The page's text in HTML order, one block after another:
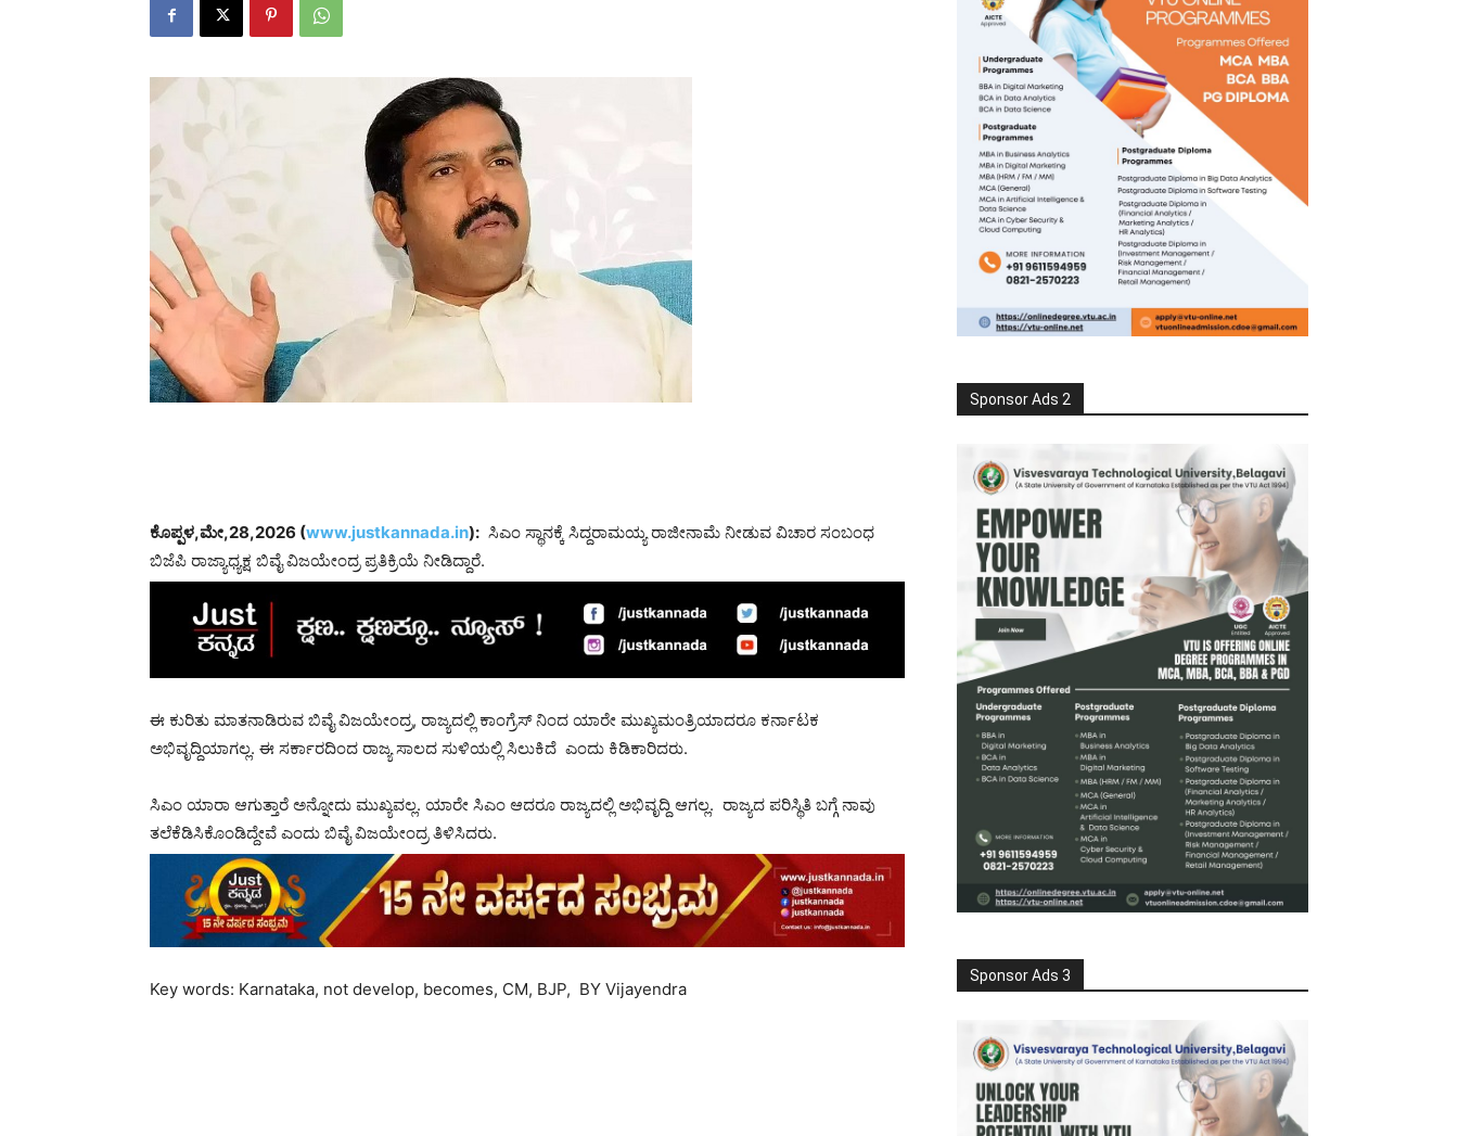
ಕೊಪ್ಪಳ,ಮೇ,28,2026 (www.justkannada.in): ಸಿಎಂ ಸ್ಥಾನಕ್ಕೆ ಸಿದ್ದರಾಮಯ್ಯ ರಾಜೀನಾಮೆ ನೀಡುವ ವಿಚಾರ ಸಂಬಂಧ
ಬಿಜೆಪಿ ರಾಜ್ಯಾಧ್ಯಕ್ಷ ಬಿವೈ ವಿಜಯೇಂದ್ರ ಪ್ರತಿಕ್ರಿಯೆ ನೀಡಿದ್ದಾರೆ.
ಈ ಕುರಿತು ಮಾತನಾಡಿರುವ ಬಿವೈ ವಿಜಯೇಂದ್ರ, ರಾಜ್ಯದಲ್ಲಿ ಕಾಂಗ್ರೆಸ್ ನಿಂದ ಯಾರೇ ಮುಖ್ಯಮಂತ್ರಿಯಾದರೂ ಕರ್ನಾಟಕ
ಅಭಿವೃದ್ದಿಯಾಗಲ್ಲ. ಈ ಸರ್ಕಾರದಿಂದ ರಾಜ್ಯ ಸಾಲದ ಸುಳಿಯಲ್ಲಿ ಸಿಲುಕಿದೆ ಎಂದು ಕಿಡಿಕಾರಿದರು.
ಸಿಎಂ ಯಾರಾ ಆಗುತ್ತಾರೆ ಅನ್ನೋದು ಮುಖ್ಯವಲ್ಲ. ಯಾರೇ ಸಿಎಂ ಆದರೂ ರಾಜ್ಯದಲ್ಲಿ ಅಭಿವೃದ್ದಿ ಆಗಲ್ಲ. ರಾಜ್ಯದ ಪರಿಸ್ಥಿತಿ ಬಗ್ಗೆ ನಾವು
ತಲೆಕೆಡಿಸಿಕೊಂಡಿದ್ದೇವೆ ಎಂದು ಬಿವೈ ವಿಜಯೇಂದ್ರ ತಿಳಿಸಿದರು.
Key words: Karnataka, not develop, becomes, CM, BJP, BY Vijayendra
Sponsor Ads 2
Sponsor Ads 3